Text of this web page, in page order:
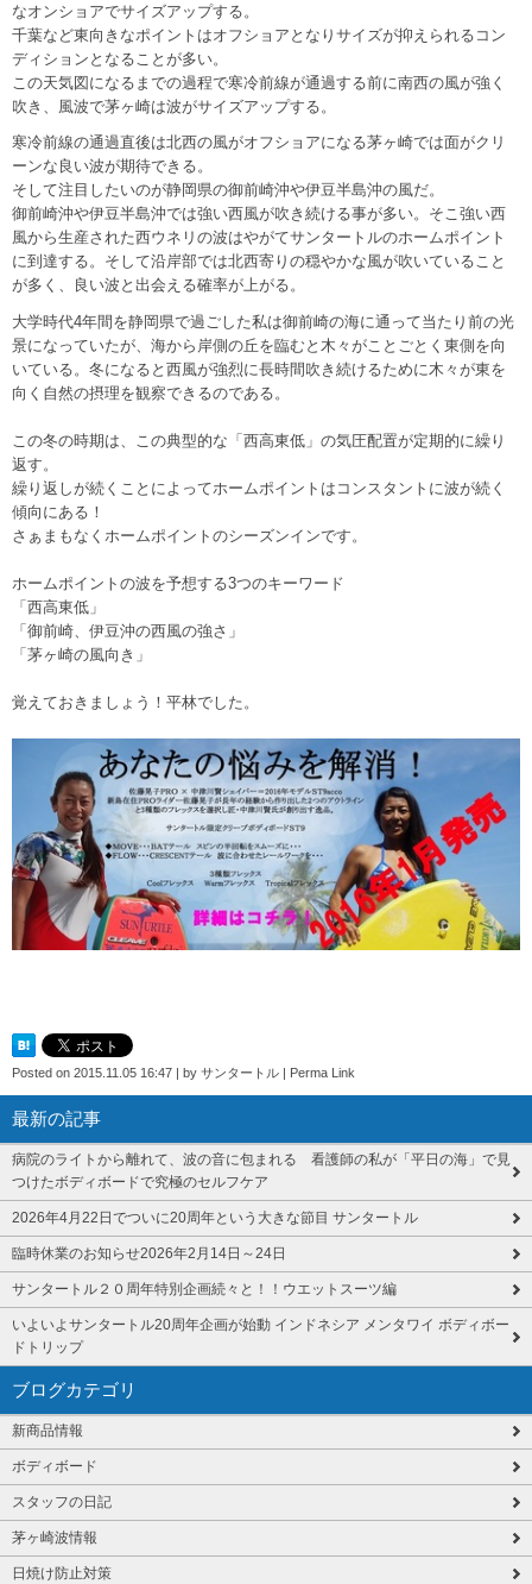
なオンショアでサイズアップする。
千葉など東向きなポイントはオフショアとなりサイズが抑えられるコン
ディションとなることが多い。
この天気図になるまでの過程で寒冷前線が通過する前に南西の風が強く
吹き、風波で茅ヶ崎は波がサイズアップする。
寒冷前線の通過直後は北西の風がオフショアになる茅ヶ崎では面がクリ
ーンな良い波が期待できる。
そして注目したいのが静岡県の御前崎沖や伊豆半島沖の風だ。
御前崎沖や伊豆半島沖では強い西風が吹き続ける事が多い。そこ強い西
風から生産された西ウネリの波はやがてサンタートルのホームポイント
に到達する。そして沿岸部では北西寄りの穏やかな風が吹いていること
が多く、良い波と出会える確率が上がる。
大学時代4年間を静岡県で過ごした私は御前崎の海に通って当たり前の光
景になっていたが、海から岸側の丘を臨むと木々がことごとく東側を向
いている。冬になると西風が強烈に長時間吹き続けるために木々が東を
向く自然の摂理を観察できるのである。
この冬の時期は、この典型的な「西高東低」の気圧配置が定期的に繰り
返す。
繰り返しが続くことによってホームポイントはコンスタントに波が続く
傾向にある！
さぁまもなくホームポイントのシーズンインです。
ホームポイントの波を予想する3つのキーワード
「西高東低」
「御前崎、伊豆沖の西風の強さ」
「茅ヶ崎の風向き」
覚えておきましょう！平林でした。
Posted on 2015.11.05 16:47 | by サンタートル | Perma Link
最新の記事
病院のライトから離れて、波の音に包まれる 看護師の私が「平日の海」で見
つけたボディボードで究極のセルフケア
2026年4月22日でついに20周年という大きな節目 サンタートル
臨時休業のお知らせ2026年2月14日～24日
サンタートル２０周年特別企画続々と！！ウエットスーツ編
いよいよサンタートル20周年企画が始動 インドネシア メンタワイ ボディボー
ドトリップ
ブログカテゴリ
新商品情報
ボディボード
スタッフの日記
茅ヶ崎波情報
日焼け防止対策